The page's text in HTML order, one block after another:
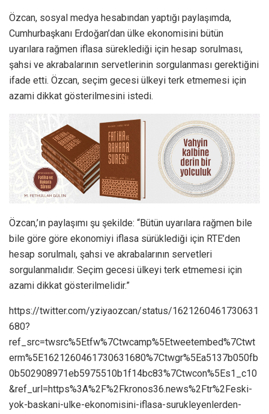
Özcan, sosyal medya hesabından yaptığı paylaşımda,
Cumhurbaşkanı Erdoğan’dan ülke ekonomisini bütün
uyarılara rağmen iflasa süreklediği için hesap sorulması,
şahsi ve akrabalarının servetlerinin sorgulanması gerektiğini
ifade etti. Özcan, seçim gecesi ülkeyi terk etmemesi için
azami dikkat gösterilmesini istedi.
Özcan,’ın paylaşımı şu şekilde: “Bütün uyarılara rağmen bile
bile göre göre ekonomiyi iflasa sürüklediği için RTE’den
hesap sorulmalı, şahsi ve akrabalarının servetleri
sorgulanmalıdır. Seçim gecesi ülkeyi terk etmemesi için
azami dikkat gösterilmelidir.”
https://twitter.com/yziyaozcan/status/1621260461730631
680?
ref_src=twsrc%5Etfw%7Ctwcamp%5Etweetembed%7Ctwt
erm%5E1621260461730631680%7Ctwgr%5Ea5137b050fb
0b502908971eb5975510b1f14bc83%7Ctwcon%5Es1_c10
&ref_url=https%3A%2F%2Fkronos36.news%2Ftr%2Feski-
yok-baskani-ulke-ekonomisini-iflasa-surukleyenlerden-